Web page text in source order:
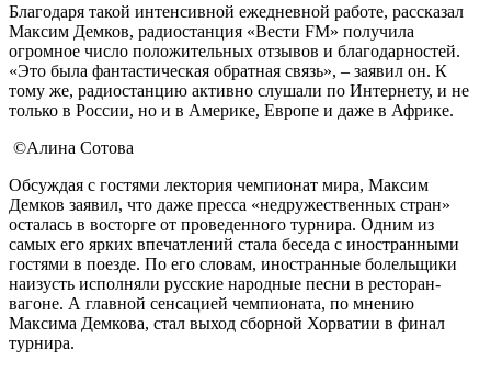
Благодаря такой интенсивной ежедневной работе, рассказал
Максим Демков, радиостанция «Вести FM» получила
огромное число положительных отзывов и благодарностей.
«Это была фантастическая обратная связь», – заявил он. К
тому же, радиостанцию активно слушали по Интернету, и не
только в России, но и в Америке, Европе и даже в Африке.
©Алина Сотова
Обсуждая с гостями лектория чемпионат мира, Максим
Демков заявил, что даже пресса «недружественных стран»
осталась в восторге от проведенного турнира. Одним из
самых его ярких впечатлений стала беседа с иностранными
гостями в поезде. По его словам, иностранные болельщики
наизусть исполняли русские народные песни в ресторан-
вагоне. А главной сенсацией чемпионата, по мнению
Максима Демкова, стал выход сборной Хорватии в финал
турнира.